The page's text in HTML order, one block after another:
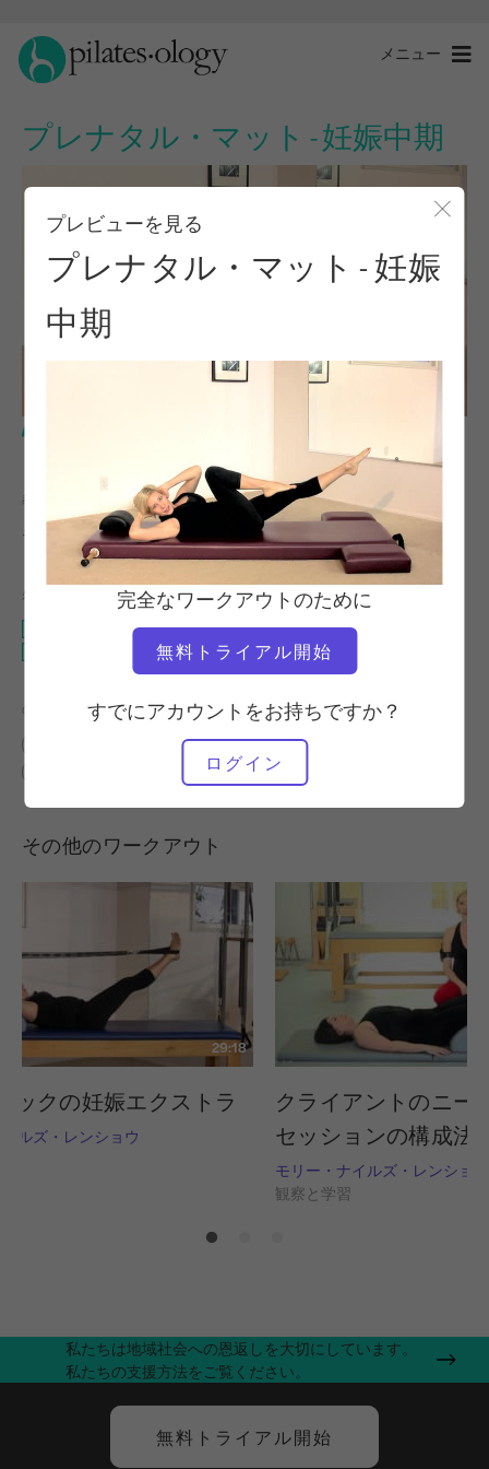
メニュー
プレナタル・マット - 妊娠中期
プレビューを見る
プレナタル・マット - 妊娠
中期
完全なワークアウトのために
無料トライアル開始
すでにアカウントをお持ちですか？
ログイン
教師
モリー・ナイルズ・レンショウ
ワークアウトのテンポ
安定している
必要な機材
アームウェイトまたはレッグウェイト付きマット
の類似クラスを検索
マット
アームウェイトまたはレッグウェイト付きマット
その他のワークアウト
29:18
ックの妊娠エクストラ
ルズ・レンショウ
クライアントのニー
セッションの構成法
モリー・ナイルズ・レンショウ
観察と学習
私たちは地域社会への恩返しを大切にしています。
私たちの支援方法をご覧ください。
無料トライアル開始